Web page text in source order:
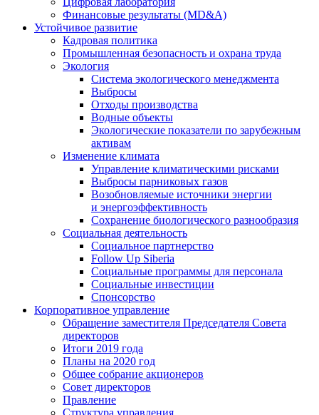
Финансовые результаты (MD&A)
Устойчивое развитие
Кадровая политика
Промышленная безопасность и охрана труда
Экология
Система экологического менеджмента
Выбросы
Отходы производства
Водные объекты
Экологические показатели по зарубежным
активам
Изменение климата
Управление климатическими рисками
Выбросы парниковых газов
Возобновляемые источники энергии
и энергоэффективность
Сохранение биологического разнообразия
Социальная деятельность
Социальное партнерство
Follow Up Siberia
Социальные программы для персонала
Социальные инвестиции
Спонсорство
Корпоративное управление
Обращение заместителя Председателя Совета
директоров
Итоги 2019 года
Планы на 2020 год
Общее собрание акционеров
Совет директоров
Правление
Структура управления